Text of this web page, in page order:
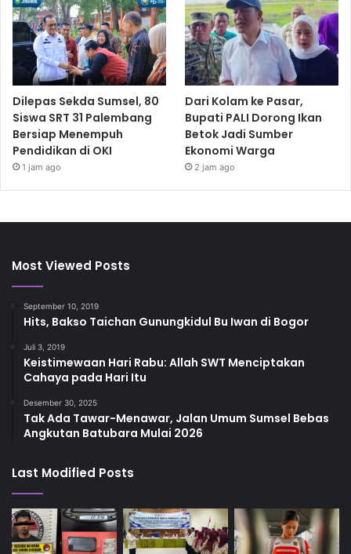
Dilepas Sekda Sumsel, 80
Siswa SRT 31 Palembang
Bersiap Menempuh
Pendidikan di OKI
1 jam ago
Dari Kolam ke Pasar,
Bupati PALI Dorong Ikan
Betok Jadi Sumber
Ekonomi Warga
2 jam ago
Most Viewed Posts
September 10, 2019
Hits, Bakso Taichan Gunungkidul Bu Iwan di Bogor
Juli 3, 2019
Keistimewaan Hari Rabu: Allah SWT Menciptakan
Cahaya pada Hari Itu
Desember 30, 2025
Tak Ada Tawar-Menawar, Jalan Umum Sumsel Bebas
Angkutan Batubara Mulai 2026
Last Modified Posts